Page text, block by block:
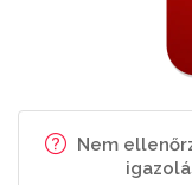
Nem